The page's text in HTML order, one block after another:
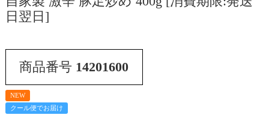
日翌日]
商品番号 14201600
NEW
クール便でお届け